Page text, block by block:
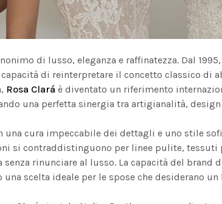
di lusso, eleganza e raffinatezza. Dal
di reinterpretare il concetto classico di
Rosa Clará è diventato un riferimento
una perfetta sinergia tra artigianalità,
una cura impeccabile dei dettagli e uno stile
si contraddistinguono per linee pulite, tessuti
rinunciare al lusso. La capacità del brand
scelta ideale per le spose che desiderano